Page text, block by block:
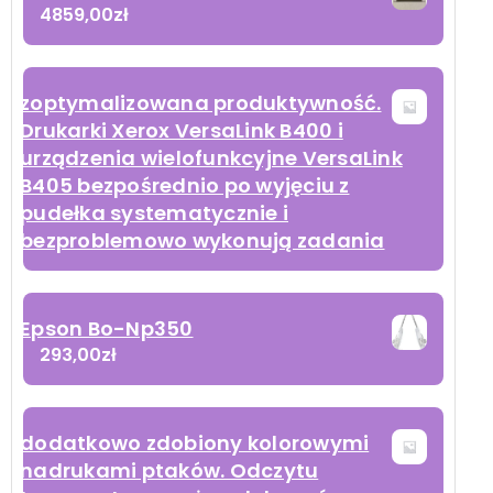
4859,00zł
zoptymalizowana produktywność.
Drukarki Xerox VersaLink B400 i
urządzenia wielofunkcyjne VersaLink
B405 bezpośrednio po wyjęciu z
pudełka systematycznie i
bezproblemowo wykonują zadania
Epson Bo-Np350
293,00zł
dodatkowo zdobiony kolorowymi
nadrukami ptaków. Odczytu